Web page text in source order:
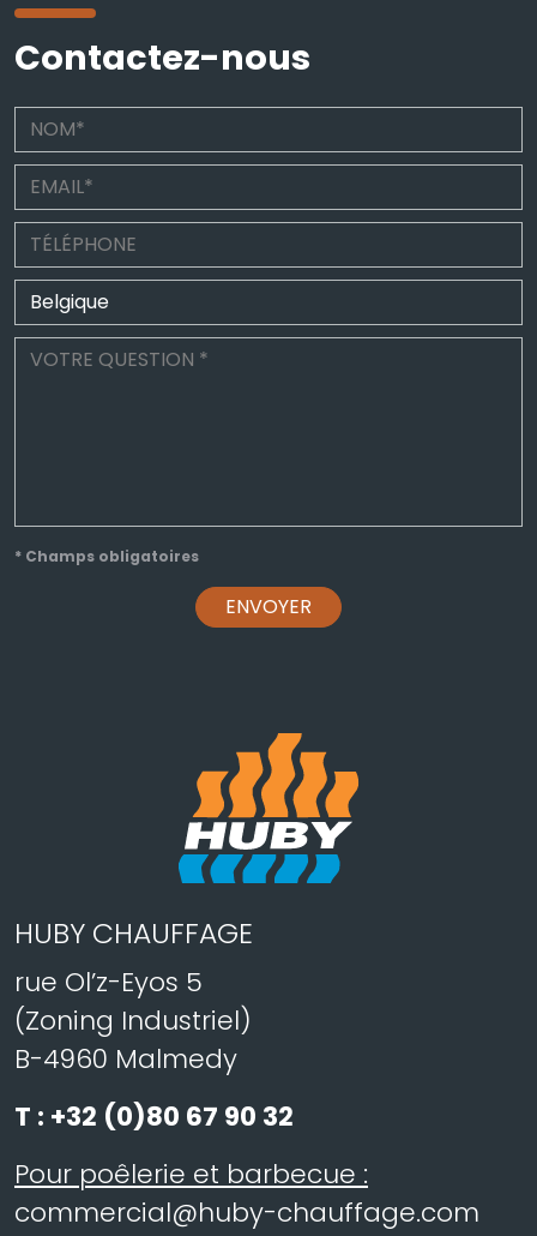
Contactez-nous
* Champs obligatoires
ENVOYER
HUBY CHAUFFAGE
rue Ol’z-Eyos 5
(Zoning Industriel)
B-4960 Malmedy
T : +32 (0)80 67 90 32
Pour poêlerie et barbecue :
commercial@huby-chauffage.com